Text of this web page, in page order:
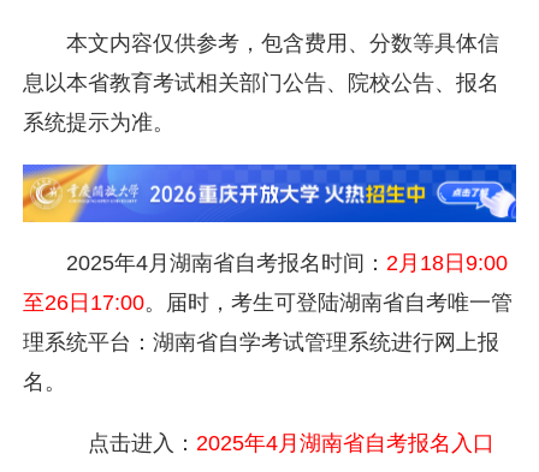
本文内容仅供参考，包含费用、分数等具体信
息以本省教育考试相关部门公告、院校公告、报名
系统提示为准。
2025年4月湖南省自考报名时间： 2月18日9:00
至26日17:00。届时，考生可登陆湖南省自考唯一管
理系统平台：湖南省自学考试管理系统进行网上报
名。
点击进入： 2025年4月湖南省自考报名入口